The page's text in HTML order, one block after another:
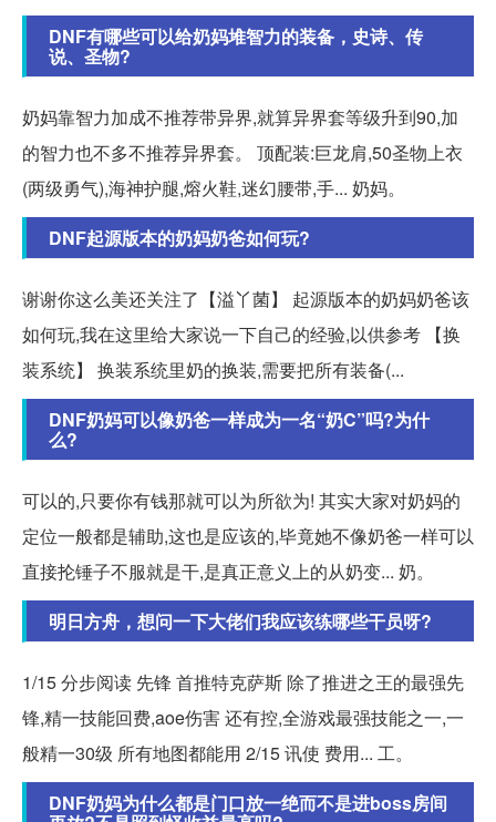
DNF有哪些可以给奶妈堆智力的装备，史诗、传
说、圣物?
奶妈靠智力加成不推荐带异界,就算异界套等级升到90,加
的智力也不多不推荐异界套。 顶配装:巨龙肩,50圣物上衣
(两级勇气),海神护腿,熔火鞋,迷幻腰带,手... 奶妈。
DNF起源版本的奶妈奶爸如何玩?
谢谢你这么美还关注了【溢丫菌】 起源版本的奶妈奶爸该
如何玩,我在这里给大家说一下自己的经验,以供参考 【换
装系统】 换装系统里奶的换装,需要把所有装备(...
DNF奶妈可以像奶爸一样成为一名“奶C”吗?为什
么?
可以的,只要你有钱那就可以为所欲为! 其实大家对奶妈的
定位一般都是辅助,这也是应该的,毕竟她不像奶爸一样可以
直接抡锤子不服就是干,是真正意义上的从奶变... 奶。
明日方舟，想问一下大佬们我应该练哪些干员呀?
1/15 分步阅读 先锋 首推特克萨斯 除了推进之王的最强先
锋,精一技能回费,aoe伤害 还有控,全游戏最强技能之一,一
般精一30级 所有地图都能用 2/15 讯使 费用... 工。
DNF奶妈为什么都是门口放一绝而不是进boss房间